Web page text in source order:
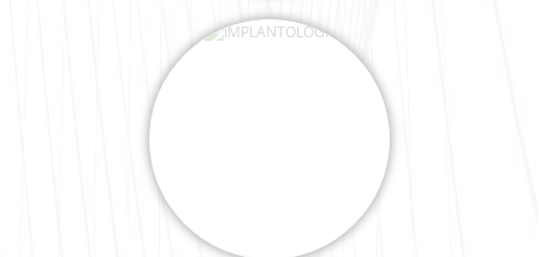
KIEFERORTHOPÄDIE